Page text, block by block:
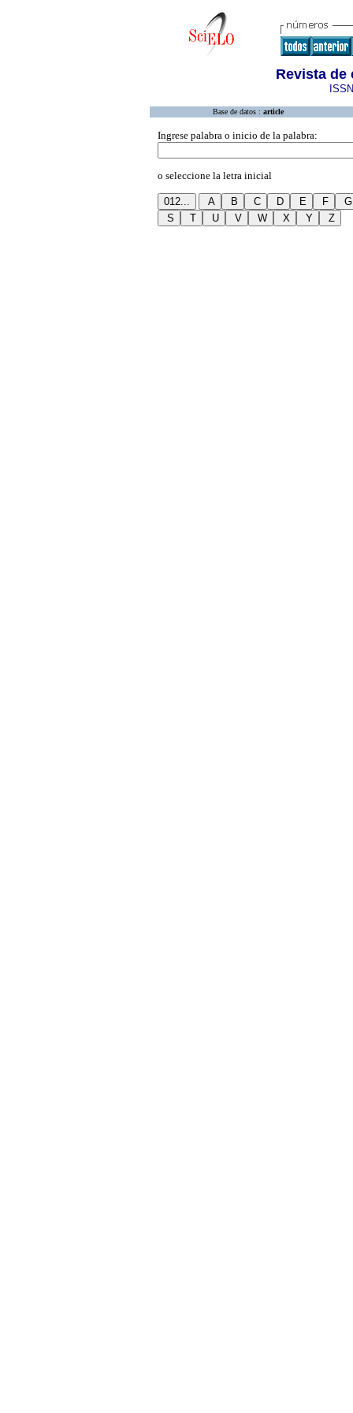
Revista de
Base de datos : article
Ingrese palabra o inicio de la palabra:
o seleccione la letra inicial